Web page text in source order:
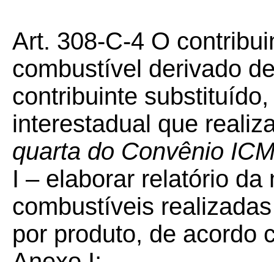
Art. 308-C-4 O
combustível derivado
contribuinte
interestadual que
quarta do Convênio
I – elaborar relatório da
combustíveis
por produto, de acordo